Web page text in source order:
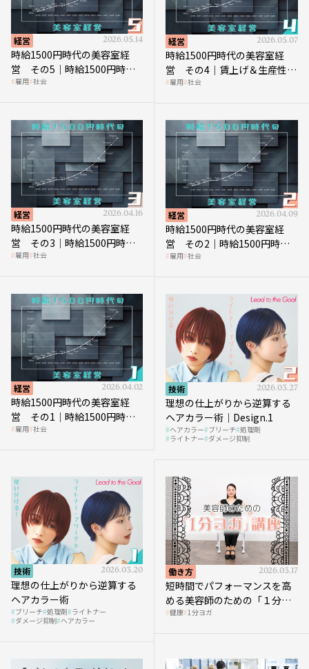
経営 2026.05.14
時給1500円時代の美容室経
営 その5｜時給1500円時代
の到来は美容業の収益構造を
雇用 社会
経営 2026.05.07
時給1500円時代の美容室経
営 その4｜賃上げ＆生産性向
上につなげる賢い助成金活用
雇用 社会
経営 2026.04.16
時給1500円時代の美容室経
営 その3｜時給1500円時
代、美容業はどのような影響
雇用 社会
経営 2026.04.09
時給1500円時代の美容室経
営 その2｜時給1500円時代
に支払う給与はいくらなのか
雇用 社会
経営 2026.04.02
時給1500円時代の美容室経
営 その1｜時給1500円時代
へ向かう社会的背景
雇用 社会
技術 2026.03.27
理想の仕上がりから逆算する
ヘアカラー術｜Design.1
ヘアカラー ブリーチ 処理剤
ライトナー ダメージ抑制
技術 2026.03.20
理想の仕上がりから逆算する
ヘアカラー術
ブリーチ 処理剤 ライトナー
ダメージ抑制 ヘアカラー
働き方 2026.03.17
短時間でパフォーマンスを高
める美容師のための「１分ヨ
ガ」講座｜実践編
健康 1分ヨガ